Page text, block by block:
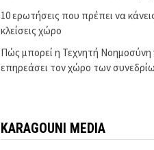
10 ερωτήσεις που πρέπει να
κλείσεις χώρο
Πώς μπορεί η Τεχνητή Νοημοσύνη
επηρεάσει τον χώρο των
KARAGOUNI MEDIA